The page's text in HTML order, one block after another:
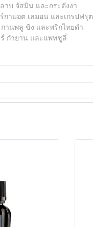
บ จัสมิน และกระดังงา
ามอต เลมอน และเกรปฟรุต
านพลู ขิง และพริกไทยดำ
กำยาน และแพทชูลี่